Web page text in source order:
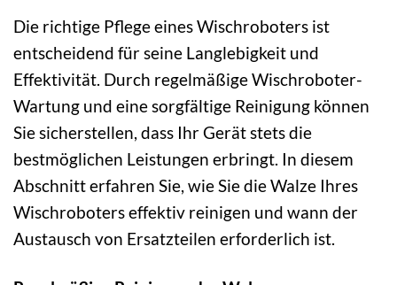
Die richtige Pflege eines Wischroboters ist
entscheidend für seine Langlebigkeit und
Effektivität. Durch regelmäßige Wischroboter-
Wartung und eine sorgfältige Reinigung können
Sie sicherstellen, dass Ihr Gerät stets die
bestmöglichen Leistungen erbringt. In diesem
Abschnitt erfahren Sie, wie Sie die Walze Ihres
Wischroboters effektiv reinigen und wann der
Austausch von Ersatzteilen erforderlich ist.